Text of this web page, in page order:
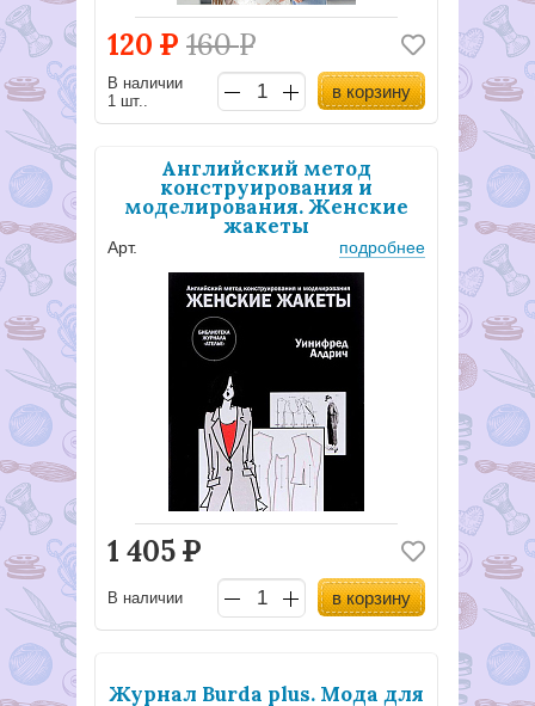
120 Р 160Р
В наличии
1 шт..
в корзину
Английский метод
конструирования и
моделирования. Женские
жакеты
Арт. подробнее
1 405Р
В наличии в корзину
Журнал Burda plus. Мода для